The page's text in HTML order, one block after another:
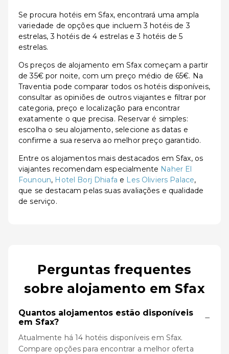
Se procura hotéis em Sfax, encontrará uma ampla
variedade de opções que incluem 3 hotéis de 3
estrelas, 3 hotéis de 4 estrelas e 3 hotéis de 5
estrelas.
Os preços de alojamento em Sfax começam a partir
de 35€ por noite, com um preço médio de 65€. Na
Traventia pode comparar todos os hotéis disponíveis,
consultar as opiniões de outros viajantes e filtrar por
categoria, preço e localização para encontrar
exatamente o que precisa. Reservar é simples:
escolha o seu alojamento, selecione as datas e
confirme a sua reserva ao melhor preço garantido.
Entre os alojamentos mais destacados em Sfax, os
viajantes recomendam especialmente Naher El
Founoun, Hotel Borj Dhiafa e Les Oliviers Palace,
que se destacam pelas suas avaliações e qualidade
de serviço.
Perguntas frequentes
sobre alojamento em Sfax
Quantos alojamentos estão disponíveis
em Sfax?
−
Atualmente há 14 hotéis disponíveis em Sfax.
Compare opções para encontrar a melhor oferta